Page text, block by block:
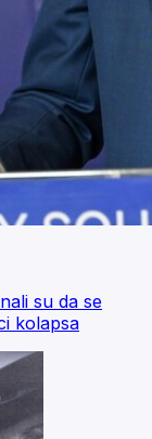
su da se
kolapsa